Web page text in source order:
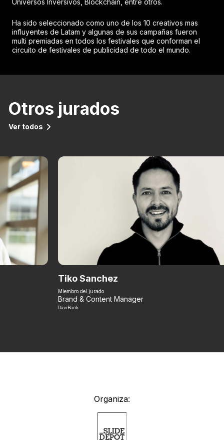
Universos Inversivos, Blockchain, entre otros.
Ha sido seleccionado como uno de los 10 creativos mas
influyentes de Latam y algunas de sus campañas fueron
multi premiadas en todos los festivales que conforman el
circuito de festivales de publicidad de todo el mundo.
Otros jurados
Ver todos
Tiko Sanchez
Miembro del jurado
Brand & Content Manager
DaviBank
Organiza: